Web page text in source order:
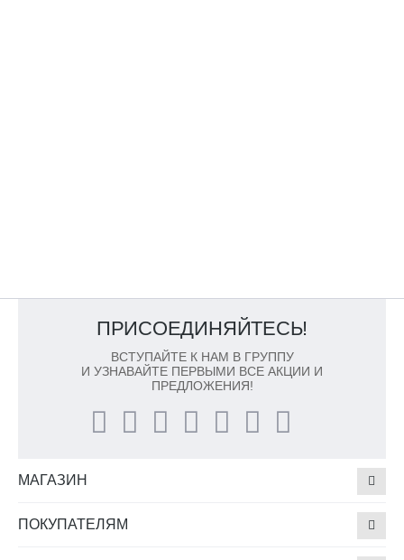
ПРИСОЕДИНЯЙТЕСЬ!
ВСТУПАЙТЕ К НАМ В ГРУППУ
И УЗНАВАЙТЕ ПЕРВЫМИ ВСЕ АКЦИИ И
ПРЕДЛОЖЕНИЯ!
МАГАЗИН
ПОКУПАТЕЛЯМ